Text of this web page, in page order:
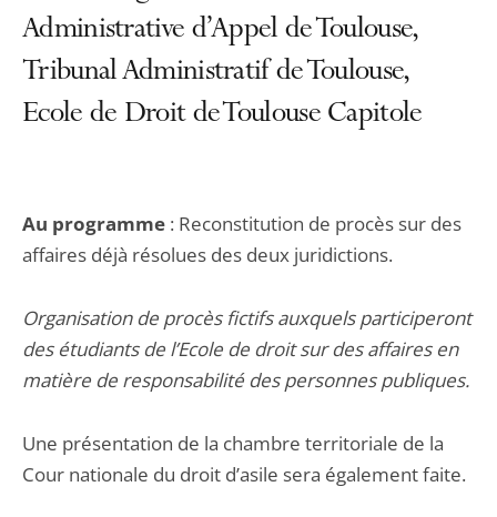
Administrative d’Appel de Toulouse,
Tribunal Administratif de Toulouse,
Ecole de Droit de Toulouse Capitole
Au programme : Reconstitution de procès sur des
affaires déjà résolues des deux juridictions.
Organisation de procès fictifs auxquels participeront
des étudiants de l’Ecole de droit sur des affaires en
matière de responsabilité des personnes publiques.
Une présentation de la chambre territoriale de la
Cour nationale du droit d’asile sera également faite.